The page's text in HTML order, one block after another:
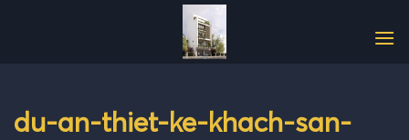
du-an-thiet-ke-khach-san-